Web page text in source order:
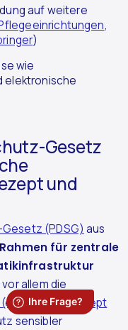
auf weitere
,
)
wie
elektronische
Gesetz
und
(PDSG) aus
für zentrale
allem die
, dasE-Rezept
sensibler